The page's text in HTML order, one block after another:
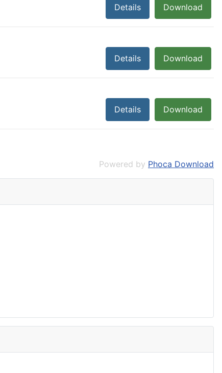
Download
Details
Download
Details
Download
Details
Powered by Phoca Download